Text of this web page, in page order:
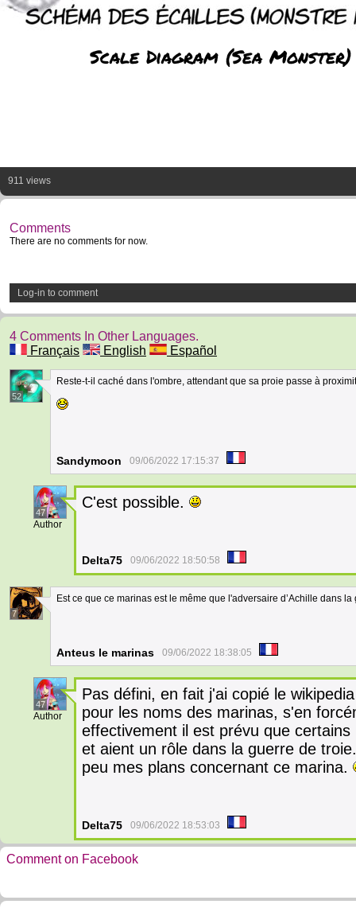
Scale Diagram (Sea Monster)
911 views
Comments
There are no comments for now.
Log-in to comment
4 Comments In Other Languages.
Français
English Español
52
Reste-t-il caché dans l'ombre, attendant que sa proie passe à
Sandymoon 09/06/2022 17:15:37
47
Author
C'est possible.
Delta75 09/06/2022 18:50:58
7
Est ce que ce marinas est le même que l'adversaire d’Achille dans
Anteus le marinas 09/06/2022 18:38:05
47
Author
Pas défini, en fait j'ai copié le
pour les noms des marinas, s'en
effectivement il est prévu que
et aient un rôle dans la guerre de
peu mes plans concernant ce marina.
Delta75 09/06/2022 18:53:03
Comment on Facebook